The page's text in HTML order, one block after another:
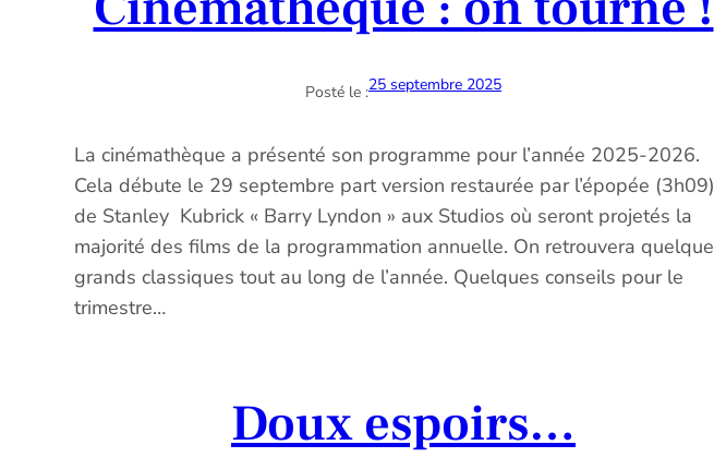
Posté le :25 septembre 2025
La cinémathèque a présenté son programme pour l’année 2025-2026.
Cela débute le 29 septembre part version restaurée par l’épopée (3h09)
de Stanley Kubrick « Barry Lyndon » aux Studios où seront projetés la
majorité des films de la programmation annuelle. On retrouvera
grands classiques tout au long de l’année. Quelques conseils pour le
trimestre…
Doux espoirs…